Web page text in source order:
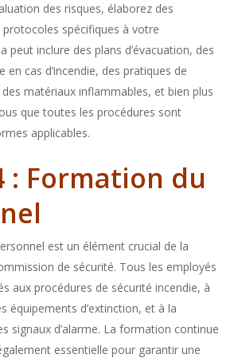
des risques, élaborez des
spécifiques à votre
peut inclure des plans d’évacuation, des
en cas d’incendie, des pratiques de
matériaux inflammables, et bien plus
que toutes les procédures sont
applicables.
: Formation du
est un élément crucial de la
de sécurité. Tous les employés
aux procédures de sécurité incendie, à
équipements d’extinction, et à la
signaux d’alarme. La formation continue
essentielle pour garantir une